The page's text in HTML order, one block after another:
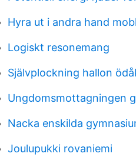
Hyra ut i andra hand
Logiskt resonemang
Självplockning hallon
Ungdomsmottagningen
Nacka enskilda
Joulupukki rovaniemi